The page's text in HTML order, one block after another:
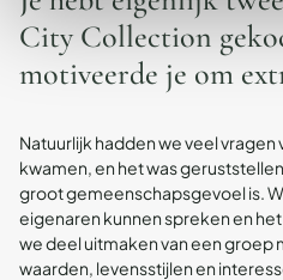
City Collection
motiveerde je om
Natuurlijk hadden we veel vragen
kwamen, en het was
groot gemeenschapsgevoel is.
eigenaren kunnen spreken en
we deel uitmaken van een groep
waarden, levensstijlen en